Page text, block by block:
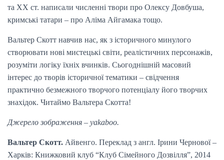
та ХХ ст. написали численні твори про Олексу Довбуша,
кримські татари – про Аліма Айгамака тощо.
Вальтер Скотт навчив нас, як з історичного минулого
створювати нові мистецькі світи, реалістичних персонажів,
розуміти логіку їхніх вчинків. Сьогоднішній масовий
інтерес до творів історичної тематики – свідчення
практично безмежного творчого потенціалу його творчих
знахідок. Читаймо Вальтера Скотта!
Джерело зображення – yakaboo.
Вальтер Скотт. Айвенго. Переклад з англ. Ірини Чернової –
Харків: Книжковий клуб “Клуб Сімейного Дозвілля”, 2014